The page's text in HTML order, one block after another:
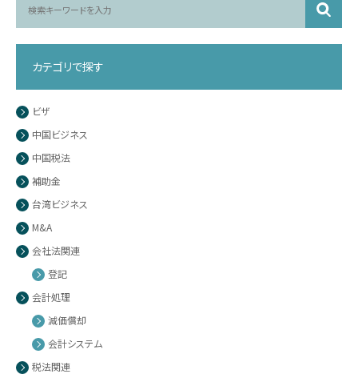
カテゴリで探す
ビザ
中国ビジネス
中国税法
補助金
台湾ビジネス
M&A
会社法関連
登記
会計処理
減価償却
会計システム
税法関連